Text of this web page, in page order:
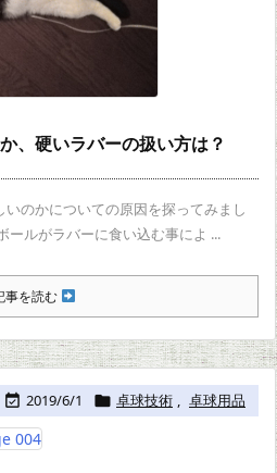
、硬いラバーの扱い方は？
のかについての原因を探ってみまし
ールがラバーに食い込む事によ ...
事を読む
 2019/6/1  卓球技術 , 卓球用品